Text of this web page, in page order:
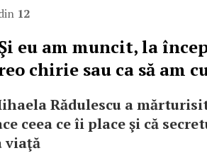
12
eu am muncit, la
chirie sau ca să am
Rădulescu a
ceea ce îi place şi că
viaţă